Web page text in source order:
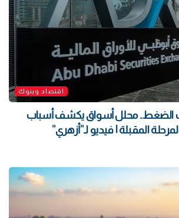
اقتصاد وبنوك
الضغط.. محلل أسواق يكشف أسباب
المقبلة | فيديو لـ”أزهري”